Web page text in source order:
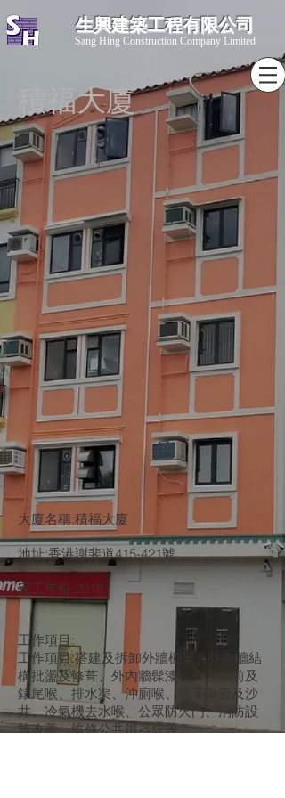
生興建築工程有限公司
​Sang Hing Construction Company Limited
積福大廈
大廈名稱:積福大廈
地址:香港謝斐道415-421號
完工年份:2018
​工作項目:
工作項目:搭建及拆卸外牆棚架、外內牆結
構批盪及修葺、外內牆髹漆、食水錶前及
錶尾喉、排水渠、沖廁喉、地下渠管及沙
井、冷氣機去水喉、公眾防火門、消防設
施改善、維修公共鐵器統等…